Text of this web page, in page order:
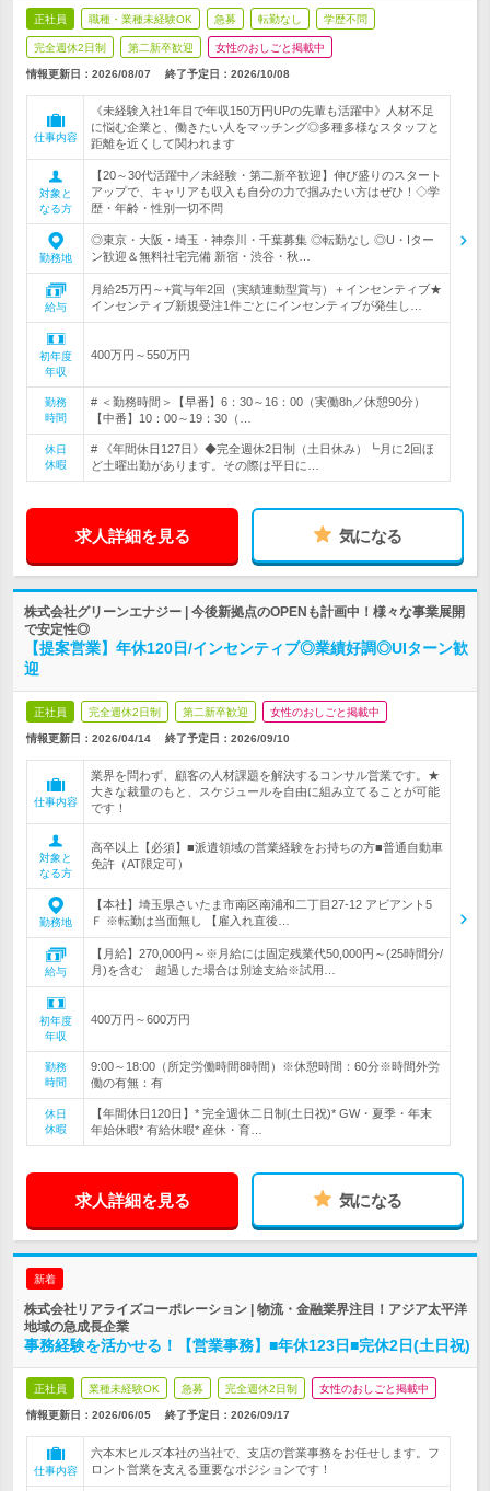
正社員 職種・業種未経験OK 急募 転勤なし 学歴不問
完全週休2日制 第二新卒歓迎 女性のおしごと掲載中
情報更新日：2026/08/07 終了予定日： 2026/10/08
仕事内容
《未経験入社1年目で年収150万円UPの先輩も活躍中》人材不足
に悩む企業と、働きたい人をマッチング◎多種多様なスタッフと
距離を近くして関われます
対象と
なる方
【20～30代活躍中／未経験・第二新卒歓迎】伸び盛りのスタート
アップで、キャリアも収入も自分の力で掴みたい方はぜひ！◇学
歴・年齢・性別一切不問
勤務地
◎東京・大阪・埼玉・神奈川・千葉募集 ◎転勤なし ◎U・Iター
ン歓迎＆無料社宅完備 新宿・渋谷・秋…
給与
月給25万円～+賞与年2回（実績連動型賞与）＋インセンティブ★
インセンティブ新規受注1件ごとにインセンティブが発生し…
初年度
年収
400万円～550万円
勤務
時間
# ＜勤務時間＞【早番】6：30～16：00（実働8h／休憩90分）
【中番】10：00～19：30（…
休日
休暇
# 《年間休日127日》◆完全週休2日制（土日休み）┗月に2回ほ
ど土曜出勤があります。その際は平日に…
求人詳細を見る 気になる
株式会社グリーンエナジー | 今後新拠点のOPENも計画中！様々な事業展開
で安定性◎
【提案営業】年休120日/インセンティブ◎業績好調◎UIターン歓
迎
正社員 完全週休2日制 第二新卒歓迎 女性のおしごと掲載中
情報更新日：2026/04/14 終了予定日： 2026/09/10
仕事内容
業界を問わず、顧客の人材課題を解決するコンサル営業です。★
大きな裁量のもと、スケジュールを自由に組み立てることが可能
です！
対象と
なる方
高卒以上【必須】■派遣領域の営業経験をお持ちの方■普通自動車
免許（AT限定可）
勤務地
【本社】埼玉県さいたま市南区南浦和二丁目27-12 アビアント5
Ｆ ※転勤は当面無し 【雇入れ直後…
給与
【月給】270,000円～※月給には固定残業代50,000円～(25時間分/
月)を含む 超過した場合は別途支給※試用…
初年度
年収
400万円～600万円
勤務
時間
9:00～18:00（所定労働時間8時間）※休憩時間：60分※時間外労
働の有無：有
休日
休暇
【年間休日120日】* 完全週休二日制(土日祝)* GW・夏季・年末
年始休暇* 有給休暇* 産休・育…
求人詳細を見る 気になる
新着
株式会社リアライズコーポレーション | 物流・金融業界注目！アジア太平洋
地域の急成長企業
事務経験を活かせる！【営業事務】■年休123日■完休2日(土日祝)
正社員 業種未経験OK 急募 完全週休2日制 女性のおしごと掲載中
情報更新日：2026/06/05 終了予定日： 2026/09/17
仕事内容
六本木ヒルズ本社の当社で、支店の営業事務をお任せします。フ
ロント営業を支える重要なポジションです！